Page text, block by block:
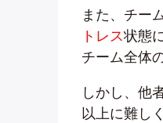
また、チー
トレス状態
チーム全体
しかし、他
以上に難し